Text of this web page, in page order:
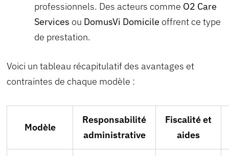
professionnels. Des acteurs comme O2 Care
Services ou DomusVi Domicile offrent ce type
de prestation.
Voici un tableau récapitulatif des avantages et
contraintes de chaque modèle :
Modèle
Responsabilité
administrative
Fiscalité et
aides